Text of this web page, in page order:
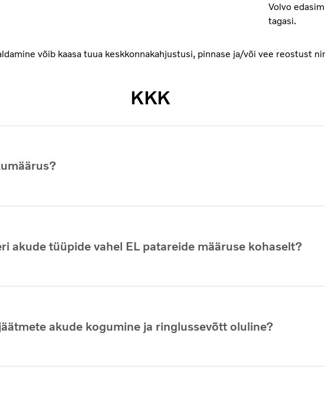
Volvo
tagasi.
võib kaasa tuua keskkonnakahjustusi, pinnase ja/või vee reostust
KKK
akude tüüpide vahel EL patareide määruse kohaselt?
akude kogumine ja ringlussevõtt oluline?